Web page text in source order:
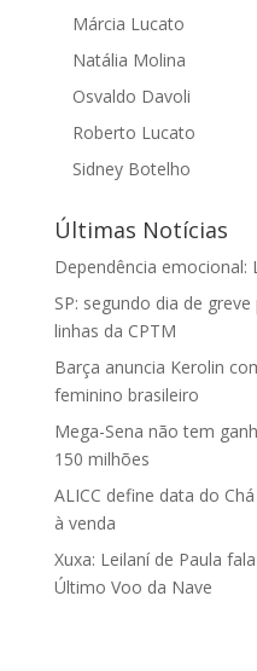
Márcia Lucato
Natália Molina
Osvaldo Davoli
Roberto Lucato
Sidney Botelho
Últimas Notícias
Dependência emocional:
SP: segundo dia de
linhas da CPTM
Barça anuncia Kerolin
feminino brasileiro
Mega-Sena não tem
150 milhões
ALICC define data do
à venda
Xuxa: Leilaní de Paula
Último Voo da Nave